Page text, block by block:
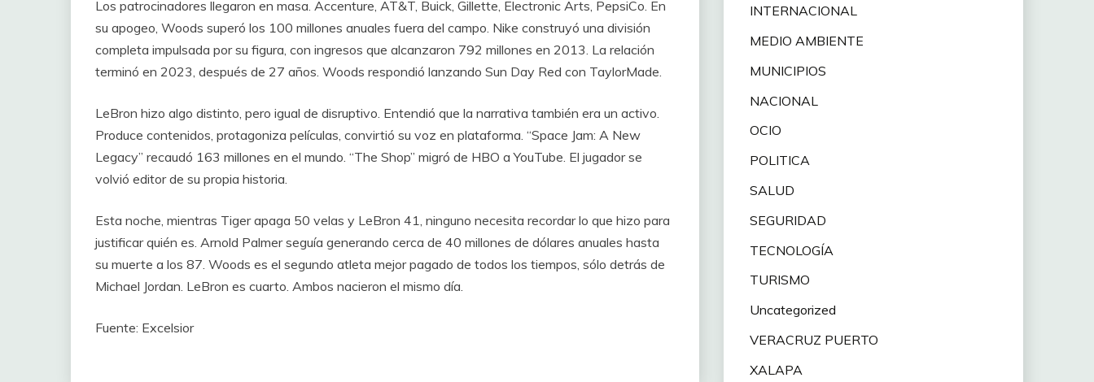
Los patrocinadores llegaron en masa. Accenture, AT&T, Buick, Gillette, Electronic Arts, PepsiCo. En
su apogeo, Woods superó los 100 millones anuales fuera del campo. Nike construyó una división
completa impulsada por su figura, con ingresos que alcanzaron 792 millones en 2013. La relación
terminó en 2023, después de 27 años. Woods respondió lanzando Sun Day Red con TaylorMade.
LeBron hizo algo distinto, pero igual de disruptivo. Entendió que la narrativa también era un activo.
Produce contenidos, protagoniza películas, convirtió su voz en plataforma. “Space Jam: A New
Legacy” recaudó 163 millones en el mundo. “The Shop” migró de HBO a YouTube. El jugador se
volvió editor de su propia historia.
Esta noche, mientras Tiger apaga 50 velas y LeBron 41, ninguno necesita recordar lo que hizo para
justificar quién es. Arnold Palmer seguía generando cerca de 40 millones de dólares anuales hasta
su muerte a los 87. Woods es el segundo atleta mejor pagado de todos los tiempos, sólo detrás de
Michael Jordan. LeBron es cuarto. Ambos nacieron el mismo día.
Fuente: Excelsior
INTERNACIONAL
MEDIO AMBIENTE
MUNICIPIOS
NACIONAL
OCIO
POLITICA
SALUD
SEGURIDAD
TECNOLOGÍA
TURISMO
Uncategorized
VERACRUZ PUERTO
XALAPA